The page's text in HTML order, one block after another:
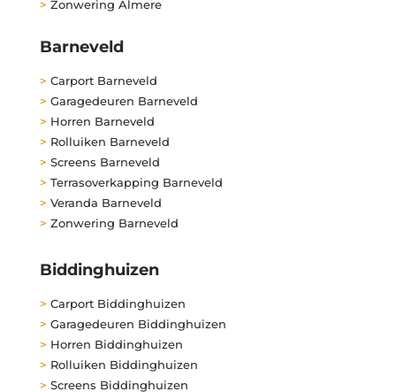
> Zonwering Almere
Barneveld
> Carport Barneveld
> Garagedeuren Barneveld
> Horren Barneveld
> Rolluiken Barneveld
> Screens Barneveld
> Terrasoverkapping Barneveld
> Veranda Barneveld
> Zonwering Barneveld
Biddinghuizen
> Carport Biddinghuizen
> Garagedeuren Biddinghuizen
> Horren Biddinghuizen
> Rolluiken Biddinghuizen
> Screens Biddinghuizen